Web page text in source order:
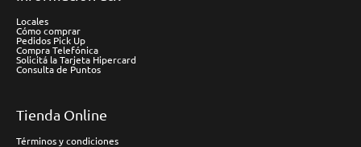
Locales
Cómo comprar
Pedidos Pick Up
Compra Telefónica
Solicitá la Tarjeta Hipercard
Consulta de Puntos
Tienda Online
Términos y condiciones